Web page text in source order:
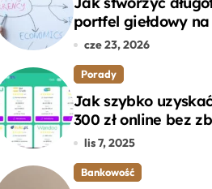
portfel giełdowy
cze 23, 2026
Porady
Jak szybko
300 zł online bez
formalności?
lis 7, 2025
Bankowość